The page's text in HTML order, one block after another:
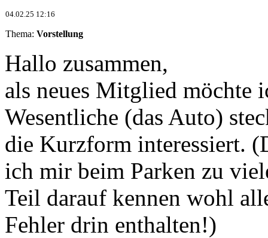
04.02.25 12:16
Thema: Vorstellung
Hallo zusammen,
als neues Mitglied möchte
Wesentliche (das Auto)
die Kurzform interessiert.
ich mir beim Parken zu
Teil darauf kennen wohl
Fehler drin enthalten!)